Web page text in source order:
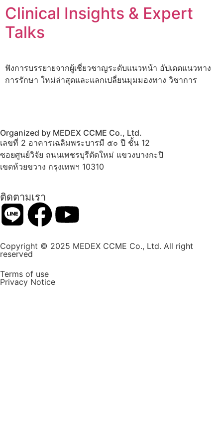
Clinical Insights & Expert
Talks
ฟังการบรรยายจากผู้เชี่ยวชาญระดับแนวหน้า อัปเดตแนวทาง
การรักษา ใหม่ล่าสุดและแลกเปลี่ยนมุมมองทาง วิชาการ
Organized by MEDEX CCME Co., Ltd.
เลขที่ 2 อาคารเฉลิมพระบารมี ๕๐ ปี ชั้น 12
ซอยศูนย์วิจัย ถนนเพชรบุรีตัดใหม่ แขวงบางกะปิ
เขตห้วยขวาง กรุงเทพฯ 10310
ติดตามเรา
Copyright © 2025 MEDEX CCME Co., Ltd. All right
reserved
Terms of use
Privacy Notice